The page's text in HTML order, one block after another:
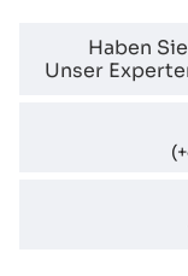
Haben
Unser